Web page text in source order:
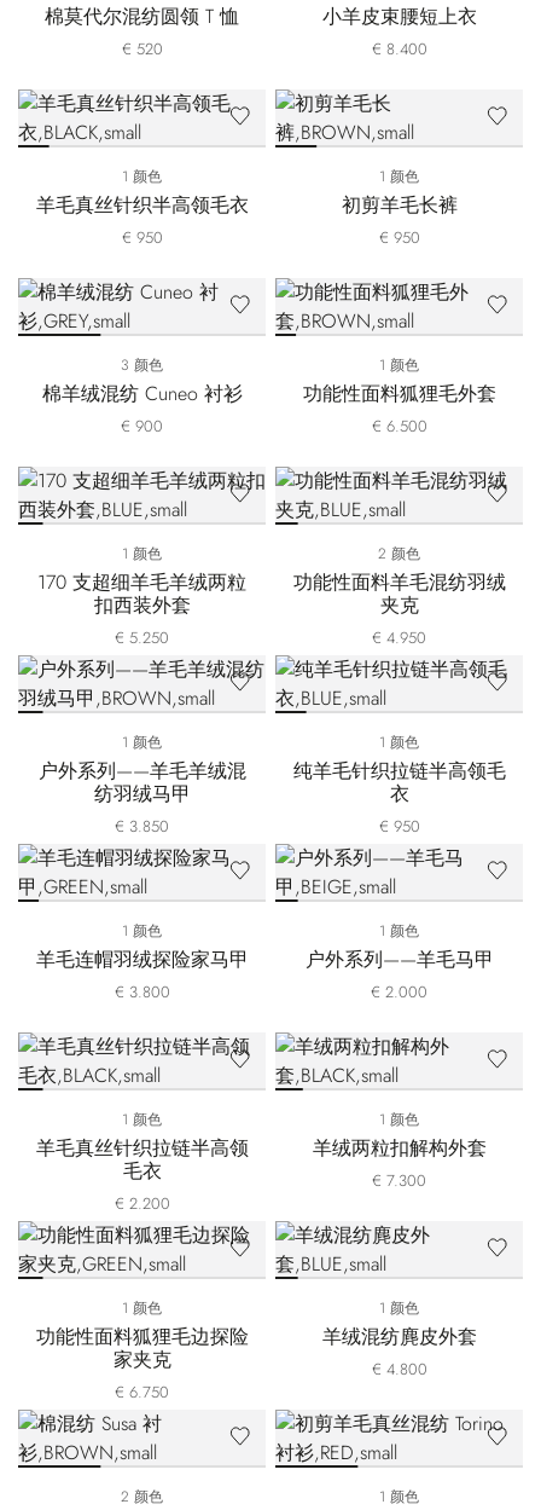
棉莫代尔混纺圆领 T 恤
€ 520
小羊皮束腰短上衣
€ 8.400
1 颜色
羊毛真丝针织半高领毛衣
€ 950
1 颜色
初剪羊毛长裤
€ 950
3 颜色
棉羊绒混纺 Cuneo 衬衫
€ 900
1 颜色
功能性面料狐狸毛外套
€ 6.500
1 颜色
170 支超细羊毛羊绒两粒
扣西装外套
€ 5.250
2 颜色
功能性面料羊毛混纺羽绒
夹克
€ 4.950
1 颜色
户外系列——羊毛羊绒混
纺羽绒马甲
€ 3.850
1 颜色
纯羊毛针织拉链半高领毛
衣
€ 950
1 颜色
羊毛连帽羽绒探险家马甲
€ 3.800
1 颜色
户外系列——羊毛马甲
€ 2.000
1 颜色
羊毛真丝针织拉链半高领
毛衣
€ 2.200
1 颜色
羊绒两粒扣解构外套
€ 7.300
1 颜色
功能性面料狐狸毛边探险
家夹克
€ 6.750
1 颜色
羊绒混纺麂皮外套
€ 4.800
2 颜色 1 颜色